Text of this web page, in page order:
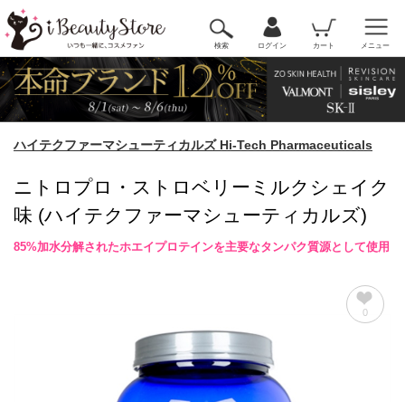
検索 ログイン カート メニュー
ハイテクファーマシューティカルズ Hi-Tech Pharmaceuticals
ニトロプロ・ストロベリーミルクシェイク
味 (ハイテクファーマシューティカルズ)
85%加水分解されたホエイプロテインを主要なタンパク質源として使用
0